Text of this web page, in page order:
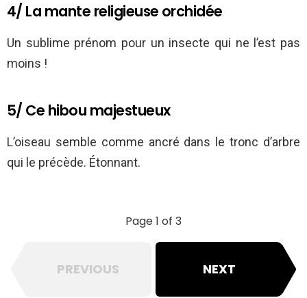
4/ La mante religieuse orchidée
Un sublime prénom pour un insecte qui ne l’est pas
moins !
5/ Ce hibou majestueux
L’oiseau semble comme ancré dans le tronc d’arbre
qui le précède. Étonnant.
Page 1 of 3
PREVIOUS NEXT